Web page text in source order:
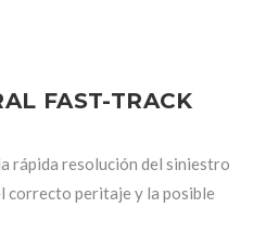
FAST-TRACK
rápida resolución del siniestro
correcto peritaje y la posible